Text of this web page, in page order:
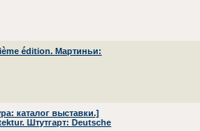
édition. Мартиньи:
каталог выставки.]
Штутгарт: Deutsche